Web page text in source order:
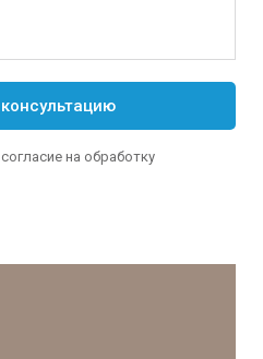
на обработку